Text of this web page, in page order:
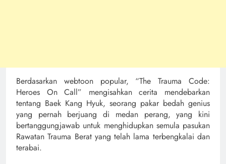
Berdasarkan webtoon popular, “The Trauma Code:
Heroes On Call” mengisahkan cerita mendebarkan
tentang Baek Kang Hyuk, seorang pakar bedah genius
yang pernah berjuang di medan perang, yang kini
bertanggungjawab untuk menghidupkan semula pasukan
Rawatan Trauma Berat yang telah lama terbengkalai dan
terabai.